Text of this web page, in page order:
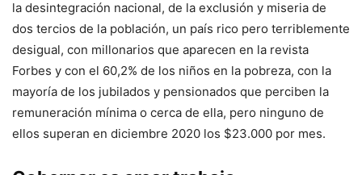
la desintegración nacional, de la exclusión y miseria de
dos tercios de la población, un país rico pero terriblemente
desigual, con millonarios que aparecen en la revista
Forbes y con el 60,2% de los niños en la pobreza, con la
mayoría de los jubilados y pensionados que perciben la
remuneración mínima o cerca de ella, pero ninguno de
ellos superan en diciembre 2020 los $23.000 por mes.